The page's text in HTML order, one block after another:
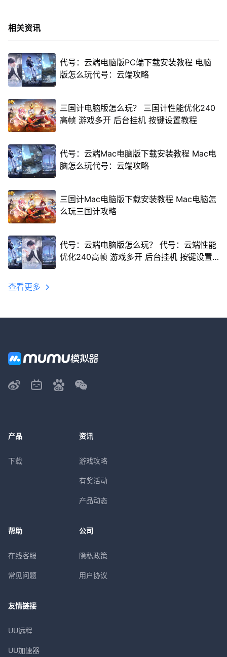
相关资讯
代号：云端电脑版PC端下载安装教程 电脑
版怎么玩代号：云端攻略
三国计电脑版怎么玩？ 三国计性能优化240
高帧 游戏多开 后台挂机 按键设置教程
代号：云端Mac电脑版下载安装教程 Mac电
脑怎么玩代号：云端攻略
三国计Mac电脑版下载安装教程 Mac电脑怎
么玩三国计攻略
代号：云端电脑版怎么玩？ 代号：云端性能
优化240高帧 游戏多开 后台挂机 按键设置
查看更多
产品
下载
资讯
游戏攻略
有奖活动
产品动态
帮助
在线客服
常见问题
公司
隐私政策
用户协议
友情链接
UU远程
UU加速器